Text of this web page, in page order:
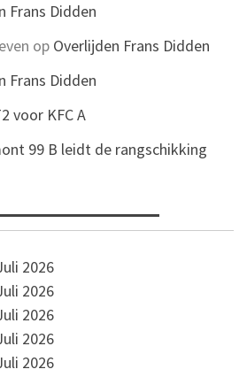
Frans Didden
op Overlijden Frans Didden
Frans Didden
voor KFC A
99 B leidt de rangschikking